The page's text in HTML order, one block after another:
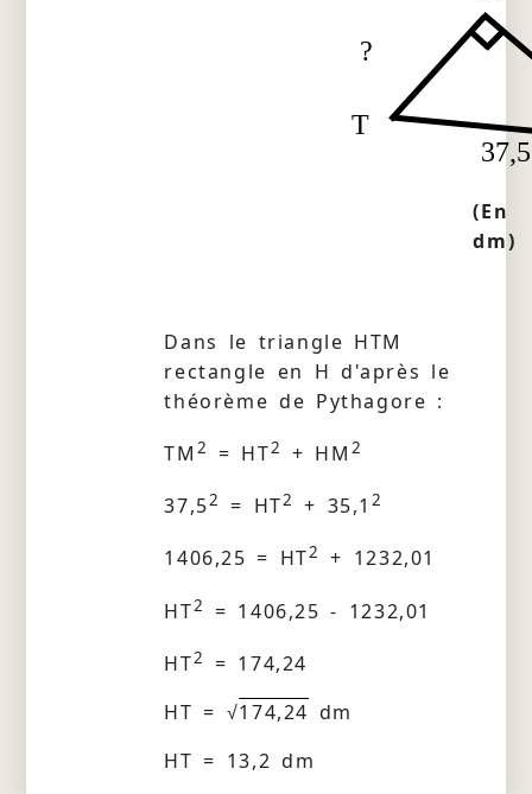
T
?
37,5
(En
dm)
Dans le triangle HTM
rectangle en H d'après le
théorème de Pythagore :
TM 2 = HT2 + HM 2
37,52 = HT2 + 35,12
1406,25 = HT2 + 1232,01
HT2 = 1406,25 - 1232,01
HT2
= 174,24
HT = √174,24 dm
HT = 13,2 dm